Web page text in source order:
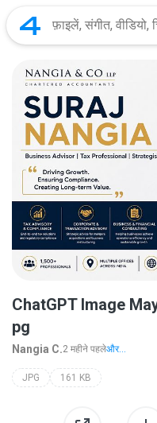
ChatGPT Image
pg
Nangia C.2 महीने पहलेऔर...
JPG 161 KB